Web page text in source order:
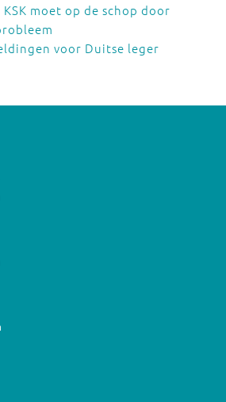
moet op de schop door
voor Duitse leger